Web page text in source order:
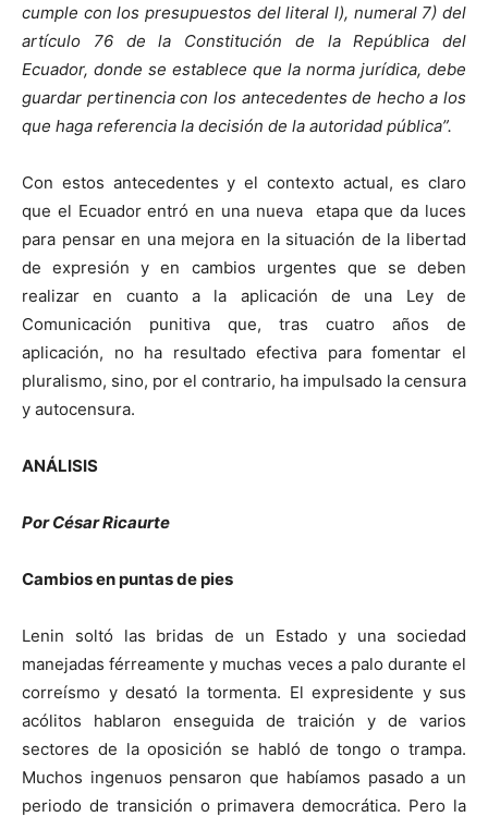
cumple con los presupuestos del literal l), numeral 7) del
artículo 76 de la Constitución de la República del
Ecuador, donde se establece que la norma jurídica, debe
guardar pertinencia con los antecedentes de hecho a los
que haga referencia la decisión de la autoridad pública”.
Con estos antecedentes y el contexto actual, es claro
que el Ecuador entró en una nueva etapa que da luces
para pensar en una mejora en la situación de la libertad
de expresión y en cambios urgentes que se deben
realizar en cuanto a la aplicación de una Ley de
Comunicación punitiva que, tras cuatro años de
aplicación, no ha resultado efectiva para fomentar el
pluralismo, sino, por el contrario, ha impulsado la censura
y autocensura.
ANÁLISIS
Por César Ricaurte
Cambios en puntas de pies
Lenin soltó las bridas de un Estado y una sociedad
manejadas férreamente y muchas veces a palo durante el
correísmo y desató la tormenta. El expresidente y sus
acólitos hablaron enseguida de traición y de varios
sectores de la oposición se habló de tongo o trampa.
Muchos ingenuos pensaron que habíamos pasado a un
periodo de transición o primavera democrática. Pero la